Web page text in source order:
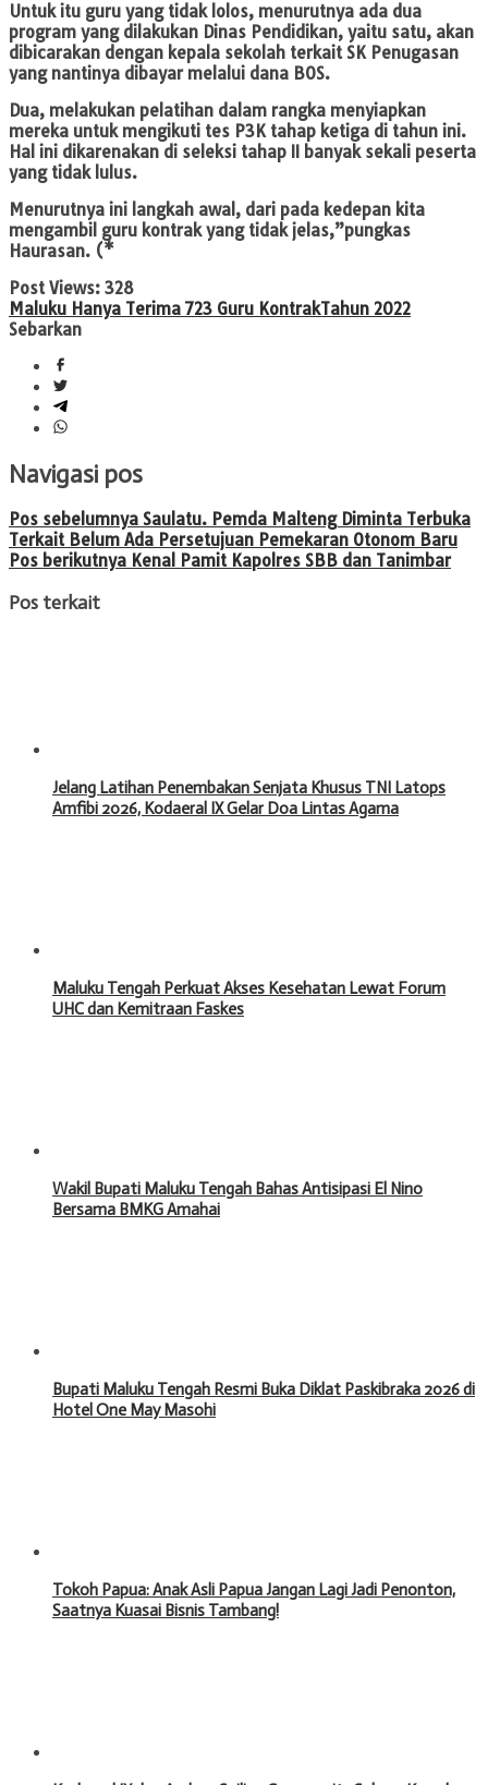
Untuk itu guru yang tidak lolos, menurutnya ada dua
program yang dilakukan Dinas Pendidikan, yaitu satu, akan
dibicarakan dengan kepala sekolah terkait SK Penugasan
yang nantinya dibayar melalui dana BOS.
Dua, melakukan pelatihan dalam rangka menyiapkan
mereka untuk mengikuti tes P3K tahap ketiga di tahun ini.
Hal ini dikarenakan di seleksi tahap II banyak sekali peserta
yang tidak lulus.
Menurutnya ini langkah awal, dari pada kedepan kita
mengambil guru kontrak yang tidak jelas,”pungkas
Haurasan. (*
Post Views: 328
Maluku Hanya Terima 723 Guru KontrakTahun 2022
Sebarkan
Navigasi pos
Pos sebelumnya Saulatu. Pemda Malteng Diminta Terbuka
Terkait Belum Ada Persetujuan Pemekaran Otonom Baru
Pos berikutnya Kenal Pamit Kapolres SBB dan Tanimbar
Pos terkait
Jelang Latihan Penembakan Senjata Khusus TNI Latops
Amfibi 2026, Kodaeral IX Gelar Doa Lintas Agama
Maluku Tengah Perkuat Akses Kesehatan Lewat Forum
UHC dan Kemitraan Faskes
Wakil Bupati Maluku Tengah Bahas Antisipasi El Nino
Bersama BMKG Amahai
Bupati Maluku Tengah Resmi Buka Diklat Paskibraka 2026 di
Hotel One May Masohi
Tokoh Papua: Anak Asli Papua Jangan Lagi Jadi Penonton,
Saatnya Kuasai Bisnis Tambang!